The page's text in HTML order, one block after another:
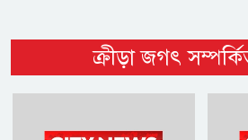
ক্রীড়া জগৎ